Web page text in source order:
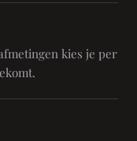
kies je per